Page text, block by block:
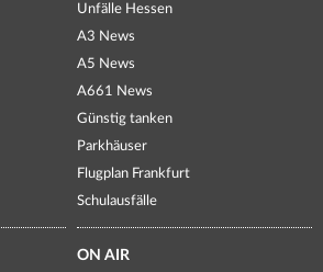
Unfälle Hessen
A3 News
A5 News
A661 News
Günstig tanken
Parkhäuser
Flugplan Frankfurt
Schulausfälle
ON AIR